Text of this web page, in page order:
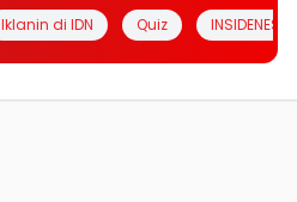
Iklanin di IDN Quiz INSIDENESIA